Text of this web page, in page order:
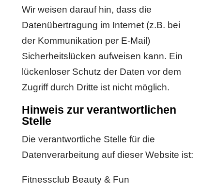
Wir weisen darauf hin, dass die
Datenübertragung im Internet (z.B. bei
der Kommunikation per E-Mail)
Sicherheitslücken aufweisen kann. Ein
lückenloser Schutz der Daten vor dem
Zugriff durch Dritte ist nicht möglich.
Hinweis zur verantwortlichen
Stelle
Die verantwortliche Stelle für die
Datenverarbeitung auf dieser Website ist:
Fitnessclub Beauty & Fun